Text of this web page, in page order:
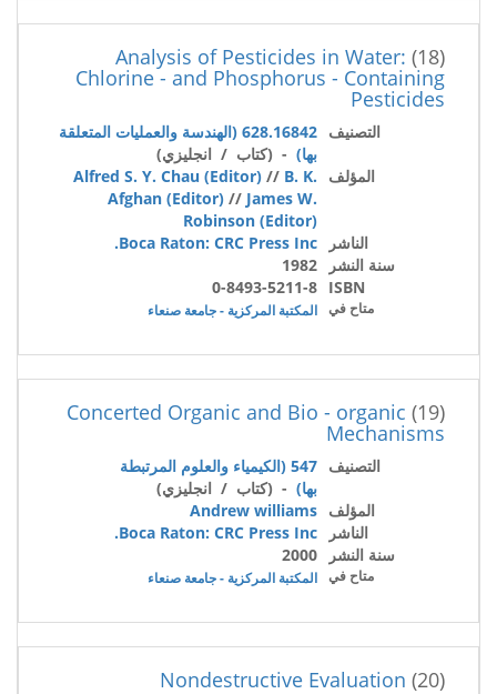
(18)
Analysis of Pesticides in Water:
Chlorine - and Phosphorus - Containing
Pesticides
التصنيف
628.16842 (الهندسة والعمليات المتعلقة
بها) - (كتاب / انجليزي)
المؤلف
Alfred S. Y. Chau (Editor) // B. K.
Afghan (Editor) // James W.
Robinson (Editor)
الناشر
Boca Raton: CRC Press Inc.
سنة النشر
1982
ISBN
0-8493-5211-8
متاح في المكتبة المركزية - جامعة صنعاء
(19)
Concerted Organic and Bio - organic
Mechanisms
التصنيف
547 (الكيمياء والعلوم المرتبطة
بها) - (كتاب / انجليزي)
المؤلف Andrew williams
الناشر
Boca Raton: CRC Press Inc.
سنة النشر
2000
متاح في المكتبة المركزية - جامعة صنعاء
(20)
Nondestructive Evaluation